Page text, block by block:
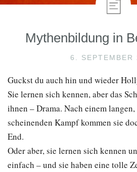
Mythenbildung in
6. SEPTEMBER
Guckst du auch hin und wieder
Sie lernen sich kennen, aber das
ihnen – Drama. Nach einem
scheinenden Kampf kommen sie
End.
Oder aber, sie lernen sich kennen
einfach – und sie haben eine tolle